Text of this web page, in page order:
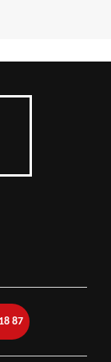
87